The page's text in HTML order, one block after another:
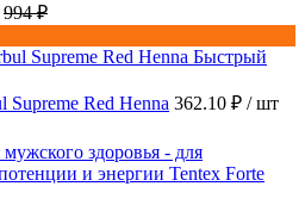
994 ₽
Быстрый
Supreme Red Henna 362.10 ₽ / шт